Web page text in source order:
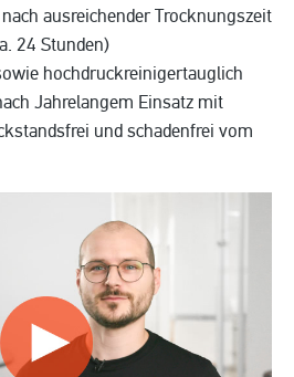
ausreichender Trocknungszeit
24 Stunden)
hochdruckreinigertauglich
Jahrelangem Einsatz mit
und schadenfrei vom